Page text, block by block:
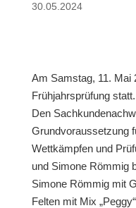
30.05.2024
Am Samstag, 11. Mai
Frühjahrsprüfung statt.
Den
Grundvoraussetzung
Wettkämpfen und
und Simone Römmig
Simone Römmig mit
Felten mit Mix